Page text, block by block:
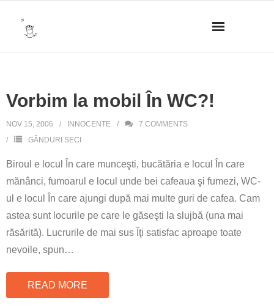
Vorbim la mobil În WC?!
NOV 15, 2006 INNOCENTE 7 COMMENTS
GÂNDURI SECI
Biroul e locul În care munceşti, bucătăria e locul În care
mănânci, fumoarul e locul unde bei cafeaua şi fumezi, WC-
ul e locul În care ajungi după mai multe guri de cafea. Cam
astea sunt locurile pe care le găseşti la slujbă (una mai
răsărită). Lucrurile de mai sus Îţi satisfac aproape toate
nevoile, spun…
READ MORE